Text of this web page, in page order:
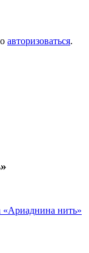
авторизоваться.
«Ариаднина нить»